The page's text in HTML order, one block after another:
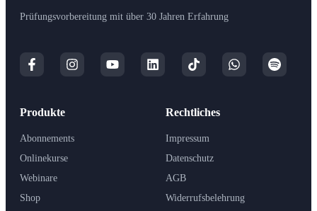
Prüfungsvorbereitung mit über 30 Jahren Erfahrung
Produkte
Abonnements
Onlinekurse
Webinare
Shop
Rechtliches
Impressum
Datenschutz
AGB
Widerrufsbelehrung